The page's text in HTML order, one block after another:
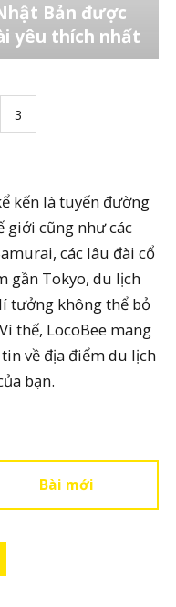
Bản được
yêu thích nhất
3
kến là tuyến đường
giới cũng như các
các lâu đài cổ
gần Tokyo, du lịch
tưởng không thể bỏ
thế, LocoBee mang
về địa điểm du lịch
bạn.
Bài mới